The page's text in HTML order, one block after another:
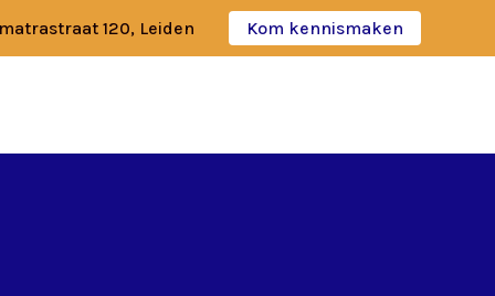
120, Leiden Kom kennismaken